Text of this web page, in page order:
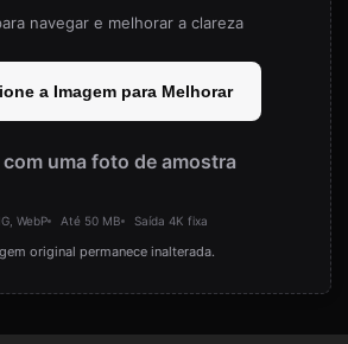
navegar e melhorar a clareza
a Imagem para Melhorar
uma foto de amostra
WebP Até 50 MB Saída 4K fixa
original permanece inalterada.